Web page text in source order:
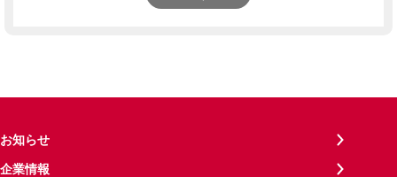
お知らせ
企業情報